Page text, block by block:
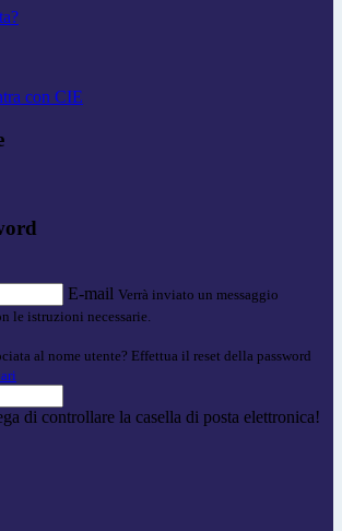
con CIE
E-mail Verrà inviato un messaggio
le istruzioni necessarie.
al nome utente? Effettua il reset della password
di controllare la casella di posta elettronica!